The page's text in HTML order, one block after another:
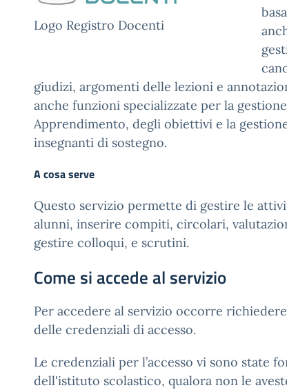
Logo Registro Docenti
giudizi, argomenti delle lezioni e
anche funzioni specializzate per la
Apprendimento, degli obiettivi e la
insegnanti di sostegno.
A cosa serve
Questo servizio permette di gestire le
alunni, inserire compiti, circolari,
gestire colloqui, e scrutini.
Come si accede al servizio
Per accedere al servizio occorre
delle credenziali di accesso.
Le credenziali per l’accesso vi sono state
dell'istituto scolastico, qualora non le